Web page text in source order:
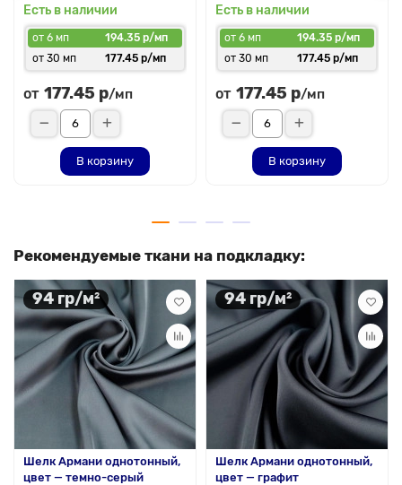
Есть в наличии
от 6 мп
194.35 р/мп
от 30 мп
177.45 р/мп
от 177.45 р/мп
В корзину
Есть в наличии
от 6 мп
194.35 р/мп
от 30 мп
177.45 р/мп
от 177.45 р/мп
В корзину
Рекомендуемые ткани на подкладку:
94 гр/м²
Шелк Армани однотонный,
цвет — темно-серый
94 гр/м²
Шелк Армани однотонный,
цвет — графит